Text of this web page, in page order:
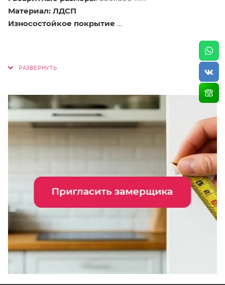
Материал: ЛДСП
Износостойкое покрытие